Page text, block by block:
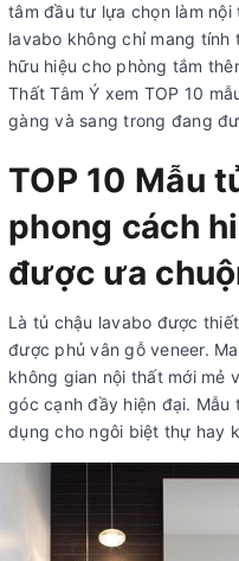
tâm đầu tư lựa chọn làm
lavabo không chỉ mang tính
hữu hiệu cho phòng tắm
Thất Tâm Ý xem TOP 10
gàng và sang trong đang
TOP 10 Mẫu
phong cách
được ưa
Là tủ chậu lavabo được
được phủ vân gỗ veneer.
không gian nội thất mới mẻ
góc cạnh đầy hiện đại.
dụng cho ngôi biệt thự hay